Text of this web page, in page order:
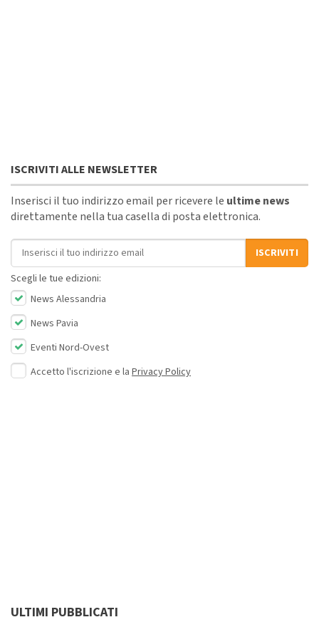
ISCRIVITI ALLE NEWSLETTER
Inserisci il tuo indirizzo email per ricevere le ultime news
direttamente nella tua casella di posta elettronica.
Indirizzo email
ISCRIVITI
Scegli le tue edizioni:
News Alessandria
News Pavia
Eventi Nord-Ovest
Accetto l'iscrizione e la Privacy Policy
ULTIMI PUBBLICATI